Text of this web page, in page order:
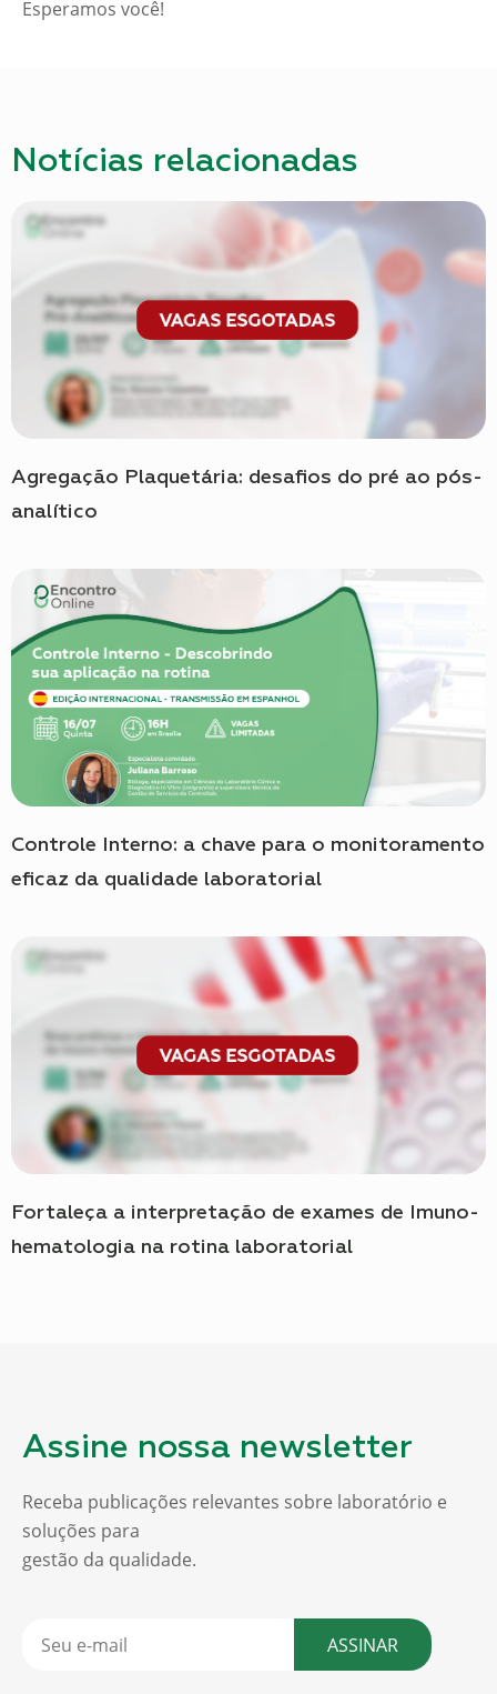
Esperamos você!
Notícias relacionadas
Agregação Plaquetária: desafios do pré ao pós-
analítico
Controle Interno: a chave para o monitoramento
eficaz da qualidade laboratorial
Fortaleça a interpretação de exames de Imuno-
hematologia na rotina laboratorial
Assine nossa newsletter
Receba publicações relevantes sobre laboratório e
soluções para
gestão da qualidade.
ASSINAR